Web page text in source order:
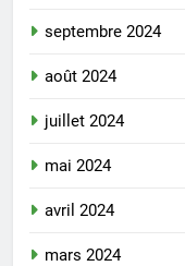
septembre 2024
août 2024
juillet 2024
mai 2024
avril 2024
mars 2024